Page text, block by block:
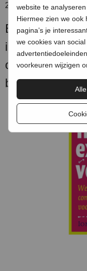
23 oktober 2018|
Een boek vol
ingewikkelde
onder de
breed publiek.
website te
Hiermee zien we ook
pagina’s je
we cookies van
voorkeuren wijzigen